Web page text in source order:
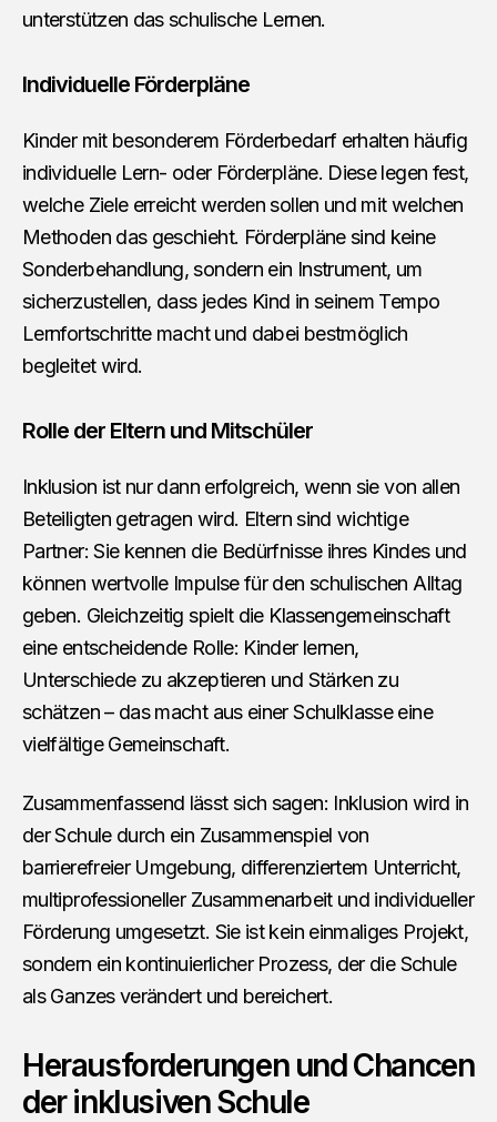
unterstützen das schulische Lernen.
Individuelle Förderpläne
Kinder mit besonderem Förderbedarf erhalten häufig
individuelle Lern- oder Förderpläne. Diese legen fest,
welche Ziele erreicht werden sollen und mit welchen
Methoden das geschieht. Förderpläne sind keine
Sonderbehandlung, sondern ein Instrument, um
sicherzustellen, dass jedes Kind in seinem Tempo
Lernfortschritte macht und dabei bestmöglich
begleitet wird.
Rolle der Eltern und Mitschüler
Inklusion ist nur dann erfolgreich, wenn sie von allen
Beteiligten getragen wird. Eltern sind wichtige
Partner: Sie kennen die Bedürfnisse ihres Kindes und
können wertvolle Impulse für den schulischen Alltag
geben. Gleichzeitig spielt die Klassengemeinschaft
eine entscheidende Rolle: Kinder lernen,
Unterschiede zu akzeptieren und Stärken zu
schätzen – das macht aus einer Schulklasse eine
vielfältige Gemeinschaft.
Zusammenfassend lässt sich sagen: Inklusion wird in
der Schule durch ein Zusammenspiel von
barrierefreier Umgebung, differenziertem Unterricht,
multiprofessioneller Zusammenarbeit und individueller
Förderung umgesetzt. Sie ist kein einmaliges Projekt,
sondern ein kontinuierlicher Prozess, der die Schule
als Ganzes verändert und bereichert.
Herausforderungen und Chancen
der inklusiven Schule